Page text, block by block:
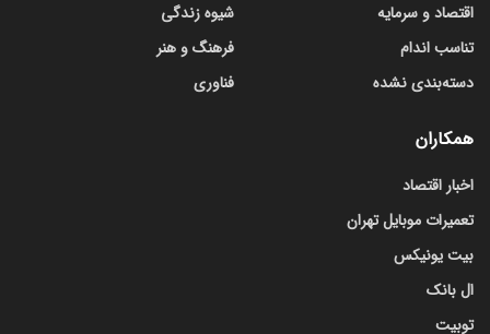
اقتصاد و سرمایه
تناسب اندام
دسته‌بندی نشده
شیوه زندگی
فرهنگ و هنر
فناوری
همکاران
اخبار اقتصاد
تعمیرات موبایل تهران
بیت یونیکس
ال بانک
توبیت